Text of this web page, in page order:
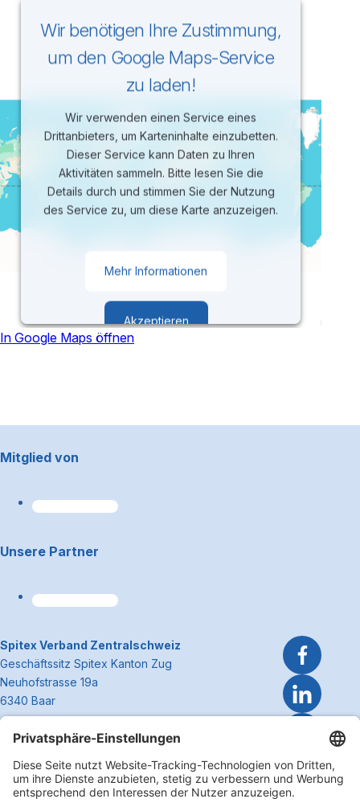
Wir benötigen Ihre Zustimmung,
um den Google Maps-Service
zu laden!
Wir verwenden einen Service eines
Drittanbieters, um Karteninhalte einzubetten.
Dieser Service kann Daten zu Ihren
Aktivitäten sammeln. Bitte lesen Sie die
Details durch und stimmen Sie der Nutzung
des Service zu, um diese Karte anzuzeigen.
Mehr Informationen
Akzeptieren
In Google Maps öffnen
Footerbereich
Mitglied von
Unsere Partner
~Kontaktinformationen
Spitex Verband Zentralschweiz
Geschäftssitz Spitex Kanton Zug
Neuhofstrasse 19a
6340 Baar
Telefon 041 362 27 37
info@spitexzentralschweiz.ch